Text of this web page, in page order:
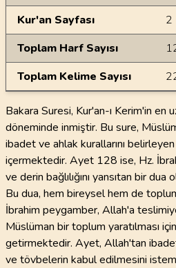
Kur'an Sayfası
2
Toplam Harf Sayısı
Toplam Kelime Sayısı
Bakara Suresi, Kur'an-ı Kerim'in en
döneminde inmiştir. Bu sure,
ibadet ve ahlak kurallarını
içermektedir. Ayet 128 ise, Hz.
ve derin bağlılığını yansıtan bir dua
Bu dua, hem bireysel hem de
İbrahim peygamber, Allah'a
Müslüman bir toplum yaratılması için
getirmektedir. Ayet, Allah'tan
ve tövbelerin kabul edilmesini